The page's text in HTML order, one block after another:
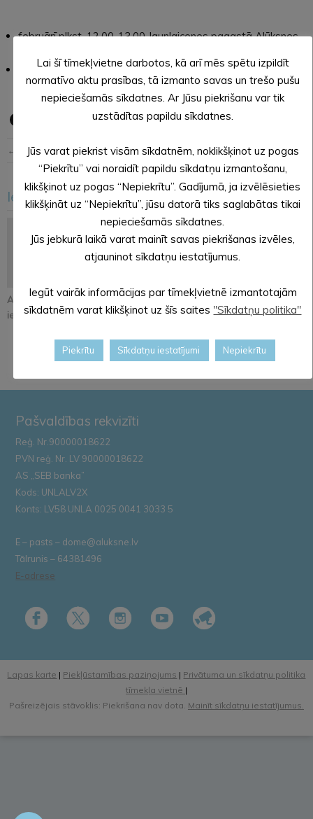
februārī plkst. 12.00-13.00 Jaunlaicenes pagastā Alūksnes
februārī plkst. 13.00-14.00 Zeltiņu pagastā bibliotēkā
Klientu apkalpošanas centra telpās “Tērcēs”.
← Iepriekšējā ziņa Nākošā ziņa →
Iesakām arī šo
Atjaunos Melleņkalna
ielas segumu
Pastāsti savas domas
par Kopienu svētku
Alūksnē notiks
orientēšanās
Zemessardze...
< >
Pašvaldības rekvizīti
Reģ. Nr.90000018622
PVN reģ. Nr. LV 90000018622
AS „SEB banka”
Kods: UNLALV2X
Konts: LV58 UNLA 0025 0041 3033 5
E – pasts – dome@aluksne.lv
Tālrunis – 64381496
E-adrese
Lapas karte | Piekļūstamības paziņojums | Privātuma un sīkdatņu politika
tīmekļa vietnē |
Pašreizējais stāvoklis: Piekrišana nav dota. Mainīt sīkdatņu iestatījumus.
Lai šī tīmekļvietne darbotos, kā arī mēs spētu izpildīt
normatīvo aktu prasības, tā izmanto savas un trešo pušu
nepieciešamās sīkdatnes. Ar Jūsu piekrišanu var tik
uzstādītas papildu sīkdatnes.
Jūs varat piekrist visām sīkdatnēm, noklikšķinot uz pogas
“Piekrītu” vai noraidīt papildu sīkdatņu izmantošanu,
klikšķinot uz pogas “Nepiekrītu”. Gadījumā, ja izvēlēsieties
klikšķināt uz “Nepiekrītu”, jūsu datorā tiks saglabātas tikai
nepieciešamās sīkdatnes.
Jūs jebkurā laikā varat mainīt savas piekrišanas izvēles,
atjauninot sīkdatņu iestatījumus.
Iegūt vairāk informācijas par tīmekļvietnē izmantotajām
sīkdatnēm varat klikšķinot uz šīs saites "Sīkdatņu politika"
Piekrītu Sīkdatņu iestatījumi Nepiekrītu